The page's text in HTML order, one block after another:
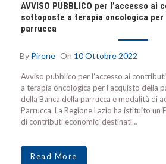
AVVISO PUBBLICO per l’accesso
sottoposte a terapia oncologica per
parrucca
By Pirene On 10 Ottobre 2022
Avviso pubblico per l’accesso ai
a terapia oncologica per l’acquisto della
della Banca della parrucca e modalità di
Parrucca. La Regione Lazio ha istituito un
di contributi economici destinati…
Read More